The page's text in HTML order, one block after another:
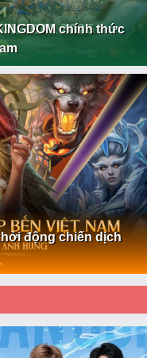
chính thức
động chiến dịch